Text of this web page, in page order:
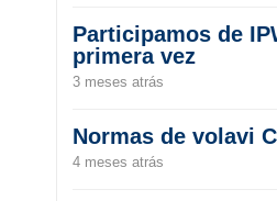
Participamos de
primera vez
3 meses atrás
Normas de volavi
4 meses atrás